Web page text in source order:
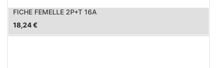
FICHE FEMELLE 2P+T 16A
18,24€